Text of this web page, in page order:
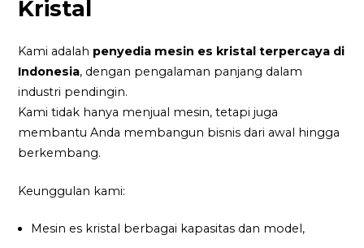
Kristal
Kami adalah penyedia mesin es kristal terpercaya di
Indonesia, dengan pengalaman panjang dalam
industri pendingin.
Kami tidak hanya menjual mesin, tetapi juga
membantu Anda membangun bisnis dari awal hingga
berkembang.
Keunggulan kami:
Mesin es kristal berbagai kapasitas dan model,